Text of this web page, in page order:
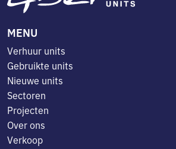
MENU
Verhuur units
Gebruikte units
Nieuwe units
Sectoren
Projecten
Over ons
Verkoop